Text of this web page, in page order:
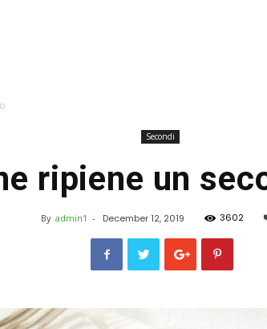
Secondi
ripiene un
By admin1 - December 12, 2019 3602